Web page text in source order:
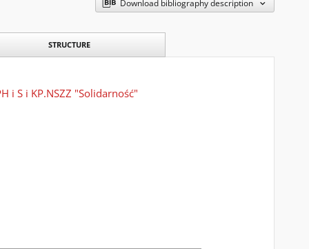
Download bibliography description
STRUCTURE
i S i KP.NSZZ "Solidarność"